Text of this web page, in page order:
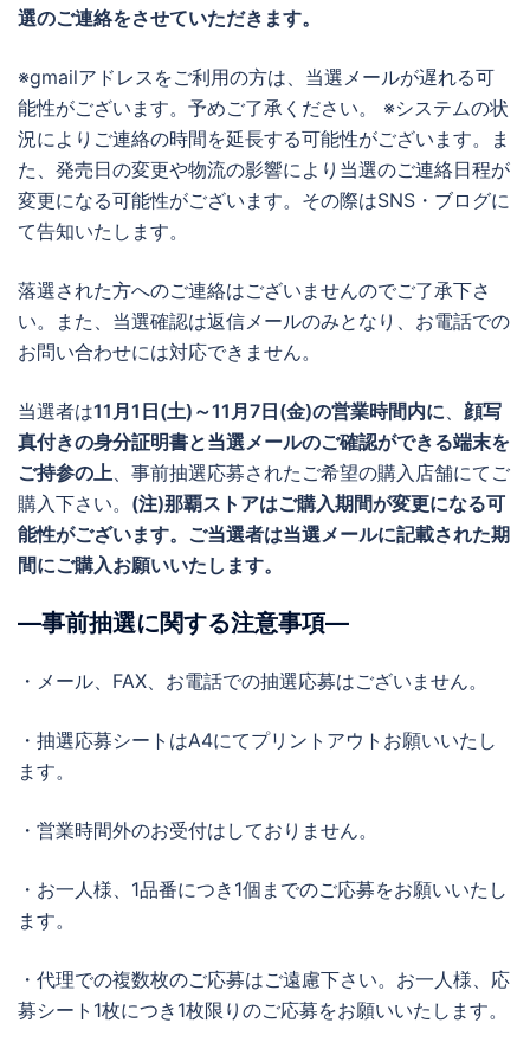
選のご連絡をさせていただきます。
※gmailアドレスをご利用の方は、当選メールが遅れる可
能性がございます。予めご了承ください。 ※システムの状
況によりご連絡の時間を延長する可能性がございます。ま
た、発売日の変更や物流の影響により当選のご連絡日程が
変更になる可能性がございます。その際はSNS・ブログに
て告知いたします。
落選された方へのご連絡はございませんのでご了承下さ
い。また、当選確認は返信メールのみとなり、お電話での
お問い合わせには対応できません。
当選者は11月1日(土)～11月7日(金)の営業時間内に
顔写
真付きの身分証明書と当選メールのご確認ができる端末を
ご持参の上 、事前抽選応募されたご希望の購入店舗にてご
購入下さい。 (注)那覇ストアはご購入期間が変更になる可
能性がございます。ご当選者は当選メールに記載された期
間にご購入お願いいたします。
―事前抽選に関する注意事項―
・メール、FAX、お電話での抽選応募はございません。
・抽選応募シートはA4にてプリントアウトお願いいたし
ます。
・営業時間外のお受付はしておりません。
・お一人様、1品番につき1個までのご応募をお願いいたし
ます。
・代理での複数枚のご応募はご遠慮下さい。お一人様、応
募シート1枚につき1枚限りのご応募をお願いいたします。